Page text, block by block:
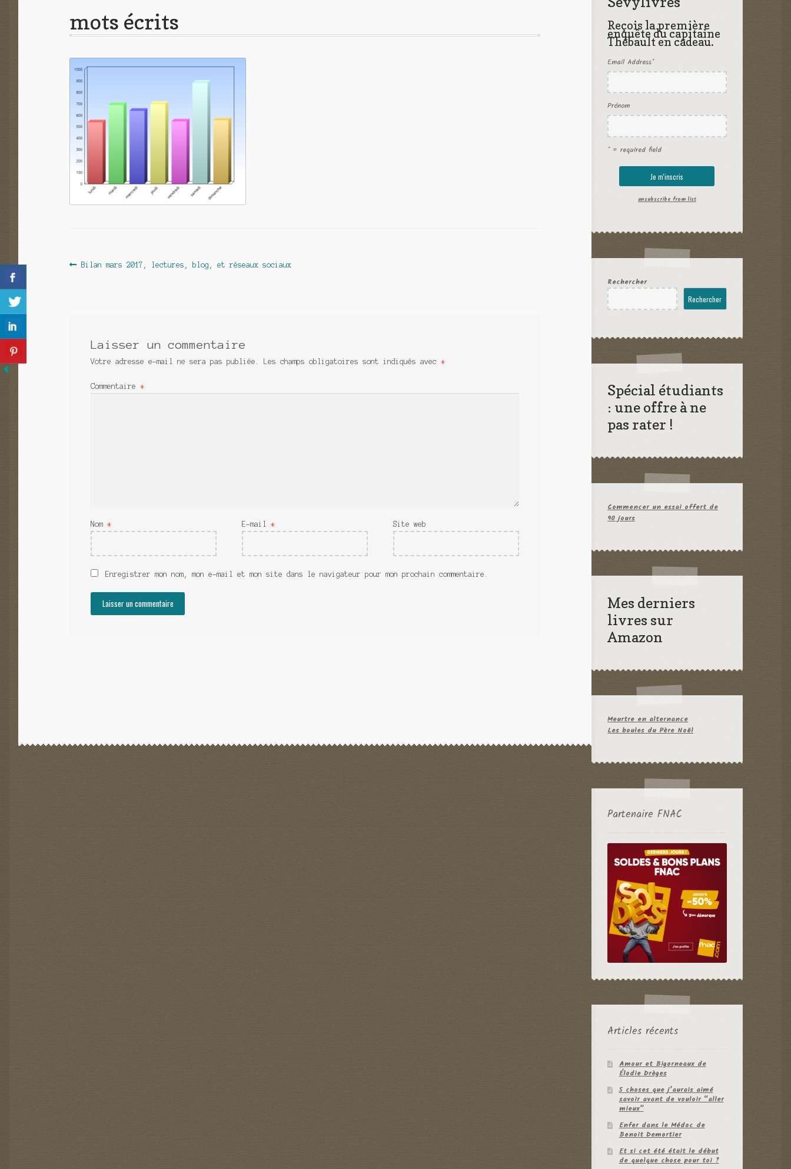
mots écrits
Navigation
Article
Bilan mars 2017, lectures, blog, et réseaux sociaux
Laisser un commentaire
Votre adresse e-mail ne sera pas publiée. Les champs obligatoires sont indiqués avec*
Commentaire*
Nom* E-mail* Site web
Enregistrer mon nom, mon e-mail et mon site dans le navigateur pour mon prochain commentaire.
Reçois la première
enquête du capitaine
Thébault en cadeau.
Email Address*
Prénom
* = required field
unsubscribe from list
Rechercher
Rechercher
Spécial étudiants
: une offre à ne
pas rater !
Commencer un essai offert de
90 jours
Mes derniers
livres sur
Amazon
Meurtre en alternance
Les boules du Père Noël
Partenaire FNAC
Articles récents
Amour et Bigorneaux de
Élodie Drèges
5 choses que j’aurais aimé
savoir avant de vouloir “aller
mieux”
Enfer dans le Médoc de
Benoit Demortier
Et si cet été était le début
de quelque chose pour toi ?